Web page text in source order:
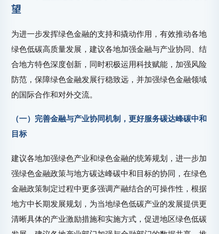
望
为进一步发挥绿色金融的支持和撬动作用，有效推动各地
绿色低碳高质量发展，建议各地加强金融与产业协同、结
合地方特色深度创新，同时积极运用科技赋能，加强风险
防范，保障绿色金融发展行稳致远，并加强绿色金融领域
的国际合作和对外交流。
（一）完善金融与产业协同机制，更好服务碳达峰碳中和
目标
建议各地加强绿色产业和绿色金融的统筹规划，进一步加
强绿色金融政策与地方碳达峰碳中和目标的协同，在绿色
金融政策制定过程中更多强调产融结合的可操作性，根据
地方中长期发展规划，为当地绿色低碳产业的发展提供更
清晰具体的产业激励措施和实施方式，促进地区绿色低碳